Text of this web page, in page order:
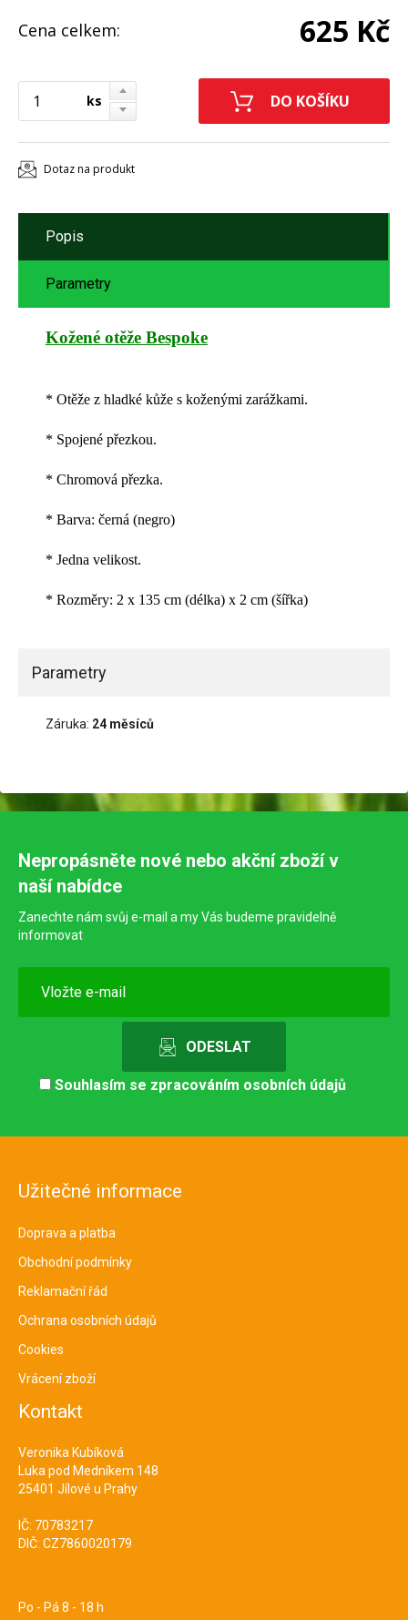
Cena celkem: 625 Kč
ks
Dotaz na produkt
Popis
Parametry
Kožené otěže Bespoke
* Otěže z hladké kůže s koženými zarážkami.
* Spojené přezkou.
* Chromová přezka.
* Barva: černá (negro)
* Jedna velikost.
* Rozměry: 2 x 135 cm (délka) x 2 cm (šířka)
Parametry
Záruka: 24 měsíců
Nepropásněte nové nebo akční zboží v
naší nabídce
Zanechte nám svůj e-mail a my Vás budeme pravidelně
informovat
Souhlasím se zpracováním osobních údajů
Užitečné informace
Doprava a platba
Obchodní podmínky
Reklamační řád
Ochrana osobních údajů
Cookies
Vrácení zboží
Kontakt
Veronika Kubíková
Luka pod Medníkem 148
25401 Jílové u Prahy
IČ: 70783217
DIČ: CZ7860020179
Po - Pá 8 - 18 h